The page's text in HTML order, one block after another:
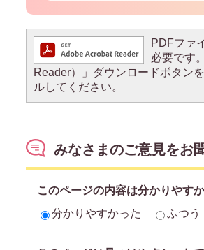
PDFファ
必要です
Reader）」ダウンロードボタン
ルしてください。
みなさまのご意見をお
このページの内容は分かりやす
分かりやすかった
ふつう